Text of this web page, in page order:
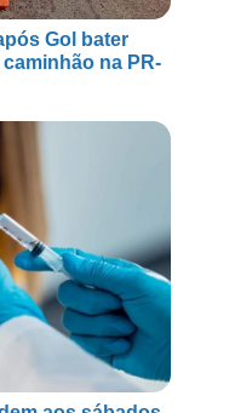
Gol bater
na PR-